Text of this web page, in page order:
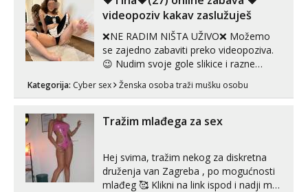
line pozive. Za vas sam pripremila ...
videopoziv kakav zaslužuješ
❌NE RADIM NIŠTA UŽIVO❌ Možemo
se zajedno zabaviti preko videopoziva.
😉 Nudim svoje gole slikice i razne
videouradke. 🤩 Za online zabavu pošalji
poruku na Whatsapp, Telegram ili Viber.
autentičnosti možeš me vidjeti na
videopozivu. 😉 S vama sam vec 5 ...
Kategorija: Cyber sex Ženska osoba traži mušku osobu
Tražim mlađega za sex
Hej svima, tražim nekog za diskretna
druženja van Zagreba , po mogućnosti
mlađeg 🥰 Klikni na link ispod i nadji me